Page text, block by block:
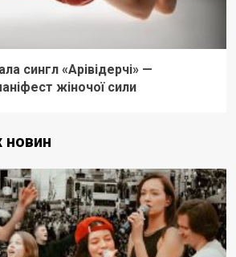
сингл «Арівідерчі» —
жіночої сили
новин